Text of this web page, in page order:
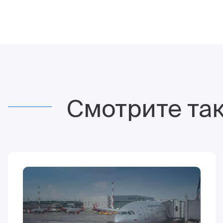
Смотрите